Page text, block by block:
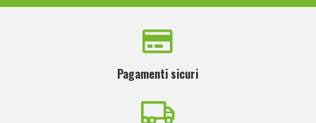
Pagamenti sicuri